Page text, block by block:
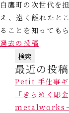
白鷹町の次世代を
え、遠く離れたと
ることを知っても
投
過去の投稿
検
索:
最近の投稿
Petit 手仕事ギ
「きらめく
metalworks